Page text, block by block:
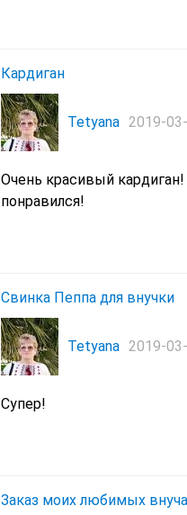
Кардиган
Tetyana 2019-
Очень красивый
понравился!
Свинка Пеппа для внучки
Tetyana 2019-
Супер!
Заказ моих любимых